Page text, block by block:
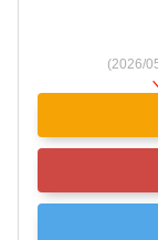
(2026/